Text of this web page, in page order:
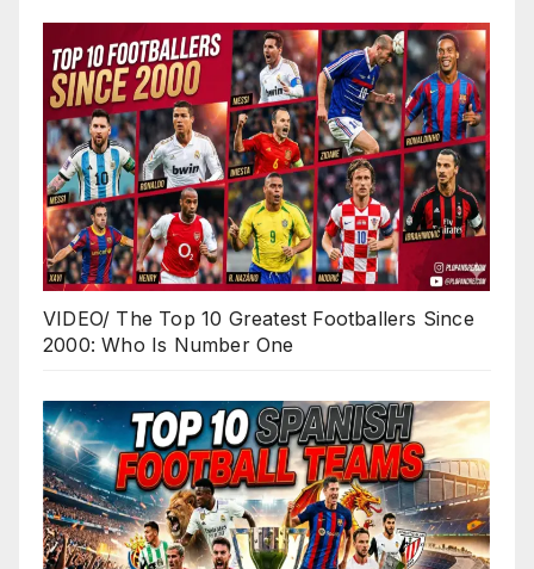
VIDEO/ The Top 10 Greatest Footballers Since
2000: Who Is Number One